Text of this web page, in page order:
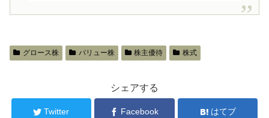
グロース株 バリュー株 株主優待 株式
シェアする
Twitter Facebook はてブ